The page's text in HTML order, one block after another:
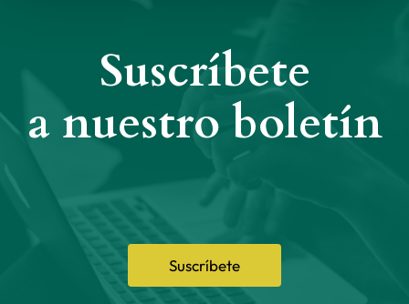
Suscríbete
Suscríbete
a nuestro boletín